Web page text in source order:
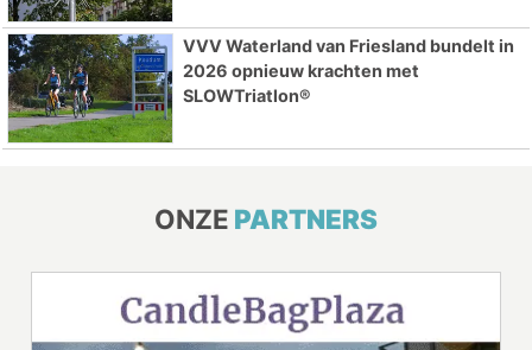
VVV Waterland van Friesland bundelt in
2026 opnieuw krachten met
SLOWTriatlon®
ONZE PARTNERS